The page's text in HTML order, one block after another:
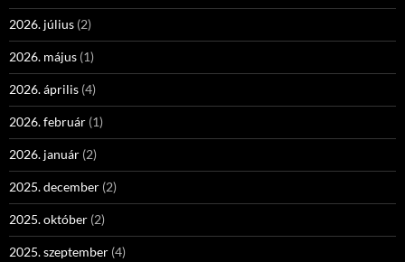
2026. július (2)
2026. május (1)
2026. április (4)
2026. február (1)
2026. január (2)
2025. december (2)
2025. október (2)
2025. szeptember (4)